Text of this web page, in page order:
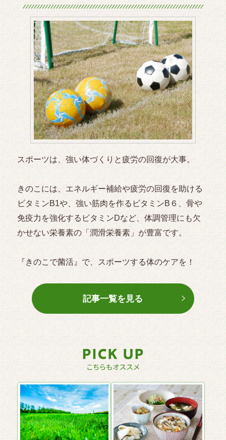
スポーツは、強い体づくりと疲労の回復が大事。
きのこには、エネルギー補給や疲労の回復を助ける
ビタミンB1や、強い筋肉を作るビタミンB６、骨や
免疫力を強化するビタミンDなど、体調管理にも欠
かせない栄養素の「潤滑栄養素」が豊富です。
『きのこで菌活』で、スポーツする体のケアを！
記事一覧を見る